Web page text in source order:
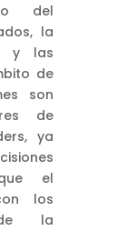
del
la
y las
de
son
de
ya
el
los
de la